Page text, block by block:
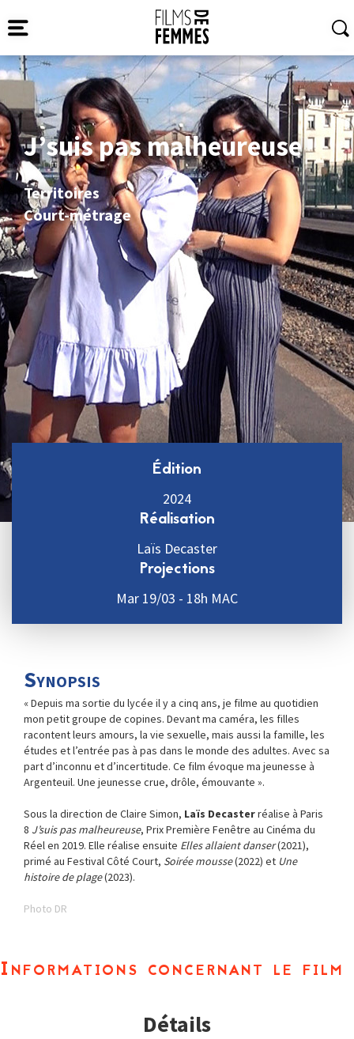
J’suis pas malheureuse
Territoires
Court-métrage
Édition
2024
Réalisation
Laïs Decaster
Projections
Mar 19/03 - 18h MAC
Synopsis
« Depuis ma sortie du lycée il y a cinq ans, je filme au quotidien
mon petit groupe de copines. Devant ma caméra, les filles
racontent leurs amours, la vie sexuelle, mais aussi la famille, les
études et l’entrée pas à pas dans le monde des adultes. Avec sa
part d’inconnu et d’incertitude. Ce film évoque ma jeunesse à
Argenteuil. Une jeunesse crue, drôle, émouvante ».
Sous la direction de Claire Simon, Laïs Decasterréalise à Paris
8 J’suis pas malheureuse, Prix Première Fenêtre au Cinéma du
Réel en 2019. Elle réalise ensuite Elles allaient danser(2021),
primé au Festival Côté Court, Soirée mousse(2022) et Une
histoire de plage(2023).
Photo DR
Informations concernant le film
Détails